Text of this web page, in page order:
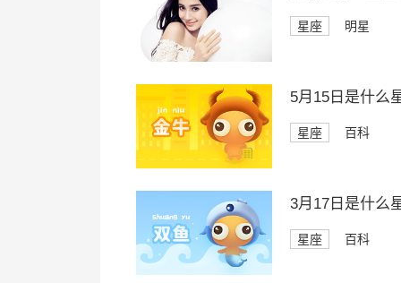
星座 明星
5月15日是什么
星座 百科
3月17日是什么
星座 百科